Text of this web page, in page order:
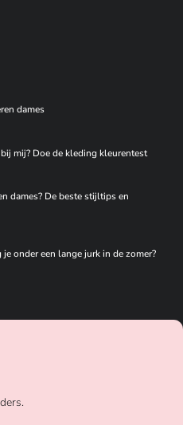
dames
mij? Doe de kleding kleurentest
dames? De beste stijltips en
onder een lange jurk in de zomer?